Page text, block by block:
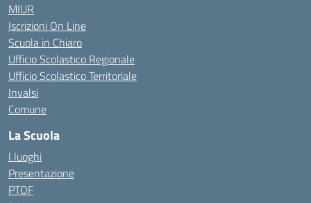
MIUR
Iscrizioni On Line
Scuola in Chiaro
Ufficio Scolastico Regionale
Ufficio Scolastico Territoriale
Invalsi
Comune
La Scuola
I luoghi
Presentazione
PTOF